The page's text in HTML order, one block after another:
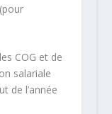
COG et de
salariale
de l’année